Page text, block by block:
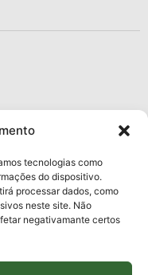
tecnologias como
do dispositivo.
processar dados, como
neste site. Não
negativamante certos
de Contas